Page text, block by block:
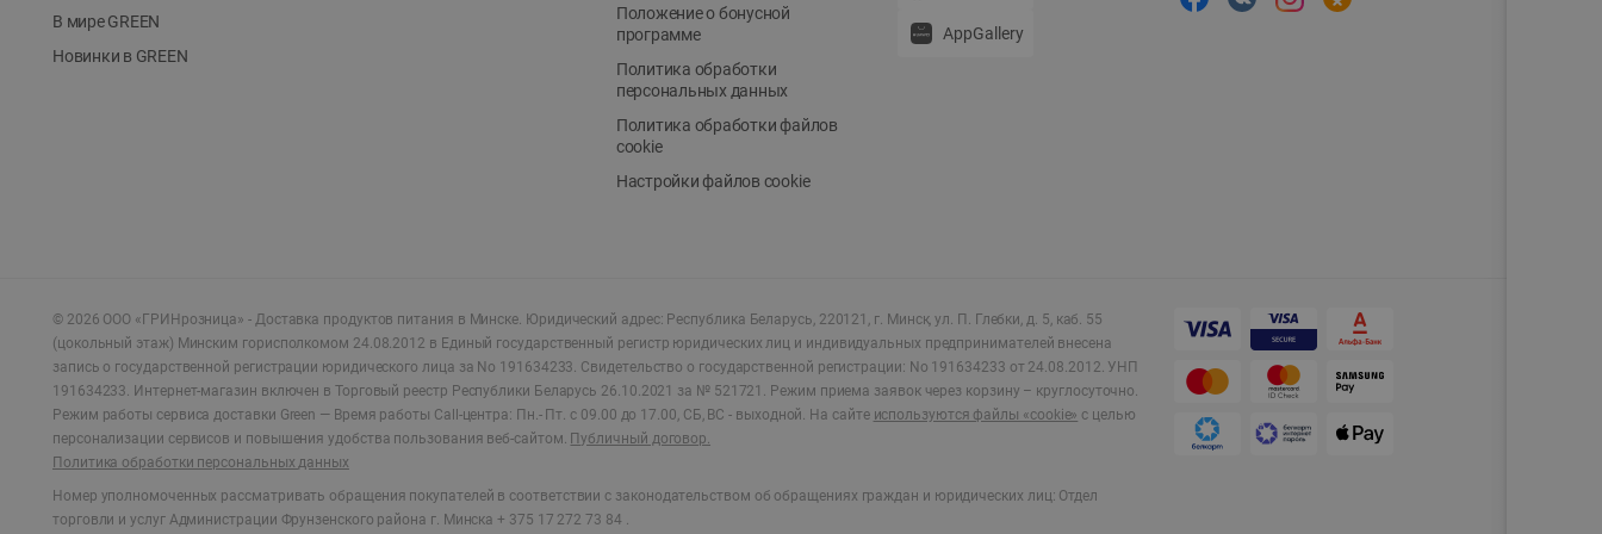
В мире GREEN
Новинки в GREEN
Положение о бонусной
программе
Политика обработки
персональных данных
Политика обработки файлов
cookie
Настройки файлов cookie
AppGallery
© 2026 ООО «ГРИНрозница» - Доставка продуктов питания в Минске. Юридический адрес: Республика Беларусь, 220121, г. Минск, ул. П. Глебки, д. 5, каб. 55
(цокольный этаж) Минским горисполкомом 24.08.2012 в Единый государственный регистр юридических лиц и индивидуальных предпринимателей внесена
запись о государственной регистрации юридического лица за No 191634233. Свидетельство о государственной регистрации: No 191634233 от 24.08.2012. УНП
191634233. Интернет-магазин включен в Торговый реестр Республики Беларусь 26.10.2021 за № 521721. Режим приема заявок через корзину – круглосуточно.
Режим работы сервиса доставки Green — Время работы Call-центра: Пн.- Пт. с 09.00 до 17.00, СБ, ВС - выходной. На сайте используются файлы «cookie» с целью
персонализации сервисов и повышения удобства пользования веб-сайтом. Публичный договор.
Политика обработки персональных данных
Номер уполномоченных рассматривать обращения покупателей в соответствии с законодательством об обращениях граждан и юридических лиц: Отдел
торговли и услуг Администрации Фрунзенского района г. Минска + 375 17 272 73 84 .